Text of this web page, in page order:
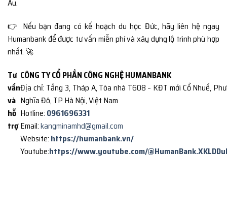
Âu.
👉 Nếu bạn đang có kế hoạch du học Đức, hãy liên hệ ngay
Humanbank để được tư vấn miễn phí và xây dựng lộ trình phù hợp
nhất. 🚀
Tư
vấn
và
hỗ
trợ
CÔNG TY CỔ PHẦN CÔNG NGHỆ HUMANBANK
Địa chỉ: Tầng 3, Tháp A, Tòa nhà T608 – KĐT mới Cổ Nhuế,
Nghĩa Đô, TP Hà Nội, Việt Nam
Hotline: 0961696331
Email:kangminamhd@gmail.com
Website: https://humanbank.vn/
Youtube:https://www.youtube.com/